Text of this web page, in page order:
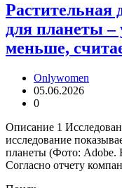
Растительная
для планеты –
меньше,
Onlywomen
05.06.2026
0
Описание 1
исследование
планеты (Фото: Adobe.
Согласно отчету